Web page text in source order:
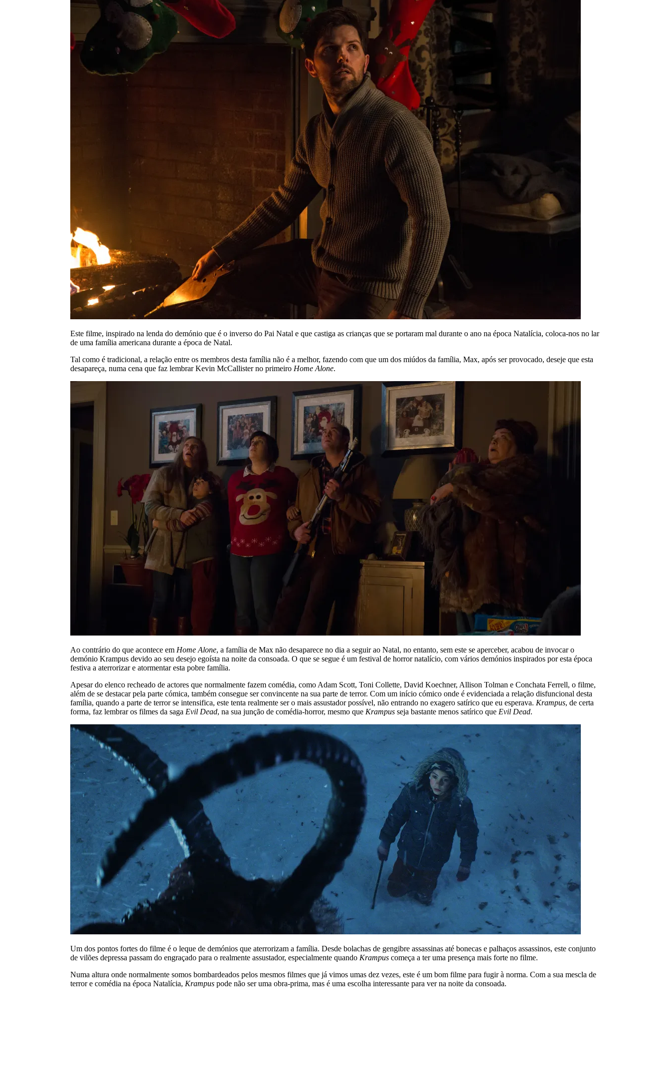
Este filme, inspirado na lenda do demónio que é o inverso do Pai Natal e que castiga as crianças que se portaram mal durante o ano na época Natalícia, coloca-nos no lar
de uma família americana durante a época de Natal.
Tal como é tradicional, a relação entre os membros desta família não é a melhor, fazendo com que um dos miúdos da família, Max, após ser provocado, deseje que esta
desapareça, numa cena que faz lembrar Kevin McCallister no primeiro Home Alone.
Ao contrário do que acontece em Home Alone, a família de Max não desaparece no dia a seguir ao Natal, no entanto, sem este se aperceber, acabou de invocar o
demónio Krampus devido ao seu desejo egoísta na noite da consoada. O que se segue é um festival de horror natalício, com vários demónios inspirados por esta época
festiva a aterrorizar e atormentar esta pobre família.
Apesar do elenco recheado de actores que normalmente fazem comédia, como Adam Scott, Toni Collette, David Koechner, Allison Tolman e Conchata Ferrell, o filme,
além de se destacar pela parte cómica, também consegue ser convincente na sua parte de terror. Com um início cómico onde é evidenciada a relação disfuncional desta
família, quando a parte de terror se intensifica, este tenta realmente ser o mais assustador possível, não entrando no exagero satírico que eu esperava. Krampus, de certa
forma, faz lembrar os filmes da saga Evil Dead, na sua junção de comédia-horror, mesmo que Krampusseja bastante menos satírico que Evil Dead.
Um dos pontos fortes do filme é o leque de demónios que aterrorizam a família. Desde bolachas de gengibre assassinas até bonecas e palhaços assassinos, este conjunto
de vilões depressa passam do engraçado para o realmente assustador, especialmente quando Krampuscomeça a ter uma presença mais forte no filme.
Numa altura onde normalmente somos bombardeados pelos mesmos filmes que já vimos umas dez vezes, este é um bom filme para fugir à norma. Com a sua mescla de
terror e comédia na época Natalícia, Krampuspode não ser uma obra-prima, mas é uma escolha interessante para ver na noite da consoada.